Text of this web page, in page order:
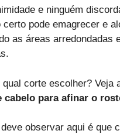
e ninguém
certo pode emagrecer e
as áreas arredondadas
qual corte escolher? Veja
cabelo para afinar o
observar aqui é que